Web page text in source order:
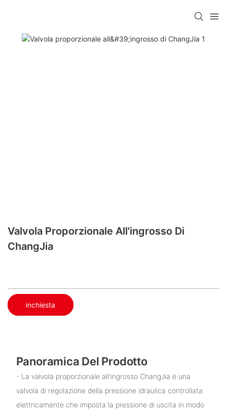
Valvola Proporzionale All'ingrosso Di
ChangJia
inchiesta
Panoramica Del Prodotto
- La valvola proporzionale all'ingrosso ChangJia è una
valvola di regolazione della pressione idraulica controllata
elettricamente che imposta la pressione di uscita in modo